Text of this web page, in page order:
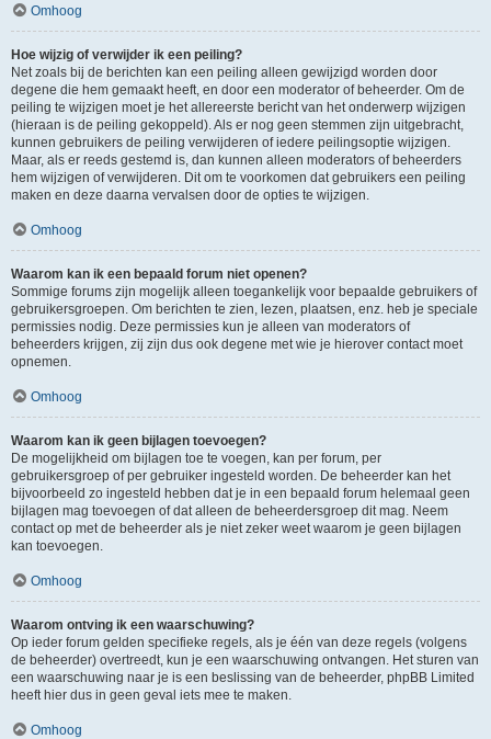
Omhoog
Hoe wijzig of verwijder ik een peiling?
Net zoals bij de berichten kan een peiling alleen gewijzigd worden door
degene die hem gemaakt heeft, en door een moderator of beheerder. Om de
peiling te wijzigen moet je het allereerste bericht van het onderwerp wijzigen
(hieraan is de peiling gekoppeld). Als er nog geen stemmen zijn uitgebracht,
kunnen gebruikers de peiling verwijderen of iedere peilingsoptie wijzigen.
Maar, als er reeds gestemd is, dan kunnen alleen moderators of beheerders
hem wijzigen of verwijderen. Dit om te voorkomen dat gebruikers een peiling
maken en deze daarna vervalsen door de opties te wijzigen.
Omhoog
Waarom kan ik een bepaald forum niet openen?
Sommige forums zijn mogelijk alleen toegankelijk voor bepaalde gebruikers of
gebruikersgroepen. Om berichten te zien, lezen, plaatsen, enz. heb je speciale
permissies nodig. Deze permissies kun je alleen van moderators of
beheerders krijgen, zij zijn dus ook degene met wie je hierover contact moet
opnemen.
Omhoog
Waarom kan ik geen bijlagen toevoegen?
De mogelijkheid om bijlagen toe te voegen, kan per forum, per
gebruikersgroep of per gebruiker ingesteld worden. De beheerder kan het
bijvoorbeeld zo ingesteld hebben dat je in een bepaald forum helemaal geen
bijlagen mag toevoegen of dat alleen de beheerdersgroep dit mag. Neem
contact op met de beheerder als je niet zeker weet waarom je geen bijlagen
kan toevoegen.
Omhoog
Waarom ontving ik een waarschuwing?
Op ieder forum gelden specifieke regels, als je één van deze regels (volgens
de beheerder) overtreedt, kun je een waarschuwing ontvangen. Het sturen van
een waarschuwing naar je is een beslissing van de beheerder, phpBB Limited
heeft hier dus in geen geval iets mee te maken.
Omhoog